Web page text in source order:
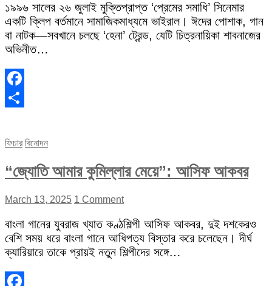
১৯৯৬ সালের ২৬ জুলাই মুক্তিপ্রাপ্ত ‘প্রেমের সমাধি’ সিনেমার
একটি ক্লিপ বর্তমানে সামাজিকমাধ্যমে ভাইরাল। ঈদের পোশাক, গান
বা নাটক—সবখানে চলছে ‘হেনা’ ট্রেন্ড, যেটি চিত্রনায়িকা শাবনাজের
অভিনীত…
Facebook
ফিচার বিনোদন
“জ্যোতি আমার কুমিল্লার মেয়ে”: আসিফ আকবর
March 13, 2025 1 Comment
বাংলা গানের যুবরাজ খ্যাত কণ্ঠশিল্পী আসিফ আকবর, দুই দশকেরও
বেশি সময় ধরে বাংলা গানে আধিপত্য বিস্তার করে চলেছেন। দীর্ঘ
ক্যারিয়ারে তাকে প্রায়ই নতুন শিল্পীদের সঙ্গে…